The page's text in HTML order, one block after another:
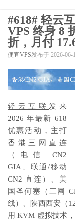
#618# 轻云
VPS 终身 8
折，月付
便宜VPS发布于 2026-06-
轻云互联 发来
2026 年最新 618
优惠活动，主打
香港三网直连
（电信 CN2
GIA、联通/移动
CN2 直连）、美
国圣何塞（三网
线）、陕西西安（
用 KVM 虚拟技术